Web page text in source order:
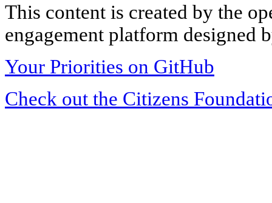
This content is created by the
engagement platform designed
Your Priorities on GitHub
Check out the Citizens